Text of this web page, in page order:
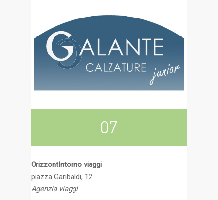
07
OrizzontIntorno viaggi
piazza Garibaldi, 12
Agenzia viaggi